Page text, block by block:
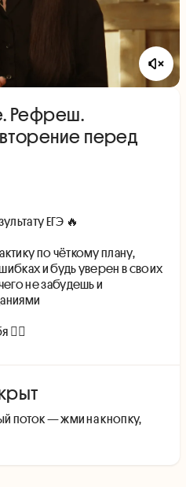
Рефреш.
перед
ЕГЭ 🔥
по чёткому плану,
и будь уверен в своих
не забудешь и
поток — жми на кнопку,